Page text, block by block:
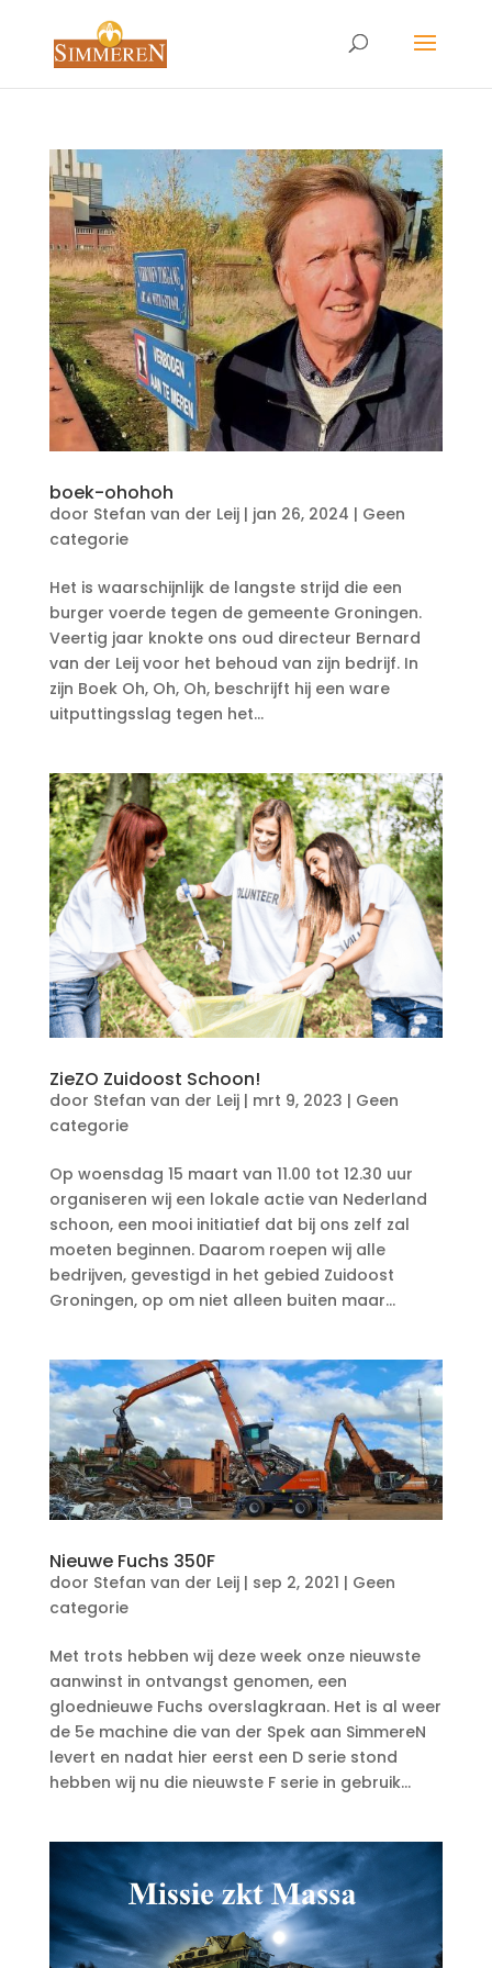
boek-ohohoh
door Stefan van der Leij| jan 26, 2024 | Geen
categorie
Het is waarschijnlijk de langste strijd die een
burger voerde tegen de gemeente Groningen.
Veertig jaar knokte ons oud directeur Bernard
van der Leij voor het behoud van zijn bedrijf. In
zijn Boek Oh, Oh, Oh, beschrijft hij een ware
uitputtingsslag tegen het...
ZieZO Zuidoost Schoon!
door Stefan van der Leij| mrt 9, 2023 | Geen
categorie
Op woensdag 15 maart van 11.00 tot 12.30 uur
organiseren wij een lokale actie van Nederland
schoon, een mooi initiatief dat bij ons zelf zal
moeten beginnen. Daarom roepen wij alle
bedrijven, gevestigd in het gebied Zuidoost
Groningen, op om niet alleen buiten maar...
Nieuwe Fuchs 350F
door Stefan van der Leij| sep 2, 2021 | Geen
categorie
Met trots hebben wij deze week onze nieuwste
aanwinst in ontvangst genomen, een
gloednieuwe Fuchs overslagkraan. Het is al weer
de 5e machine die van der Spek aan SimmereN
levert en nadat hier eerst een D serie stond
hebben wij nu die nieuwste F serie in gebruik...